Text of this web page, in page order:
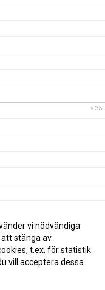
v.35
vi nödvändiga
stänga av.
t.ex. för statistik
vill acceptera dessa.